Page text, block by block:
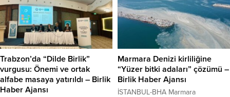
(İGFA) – Eskişehir Büyükşehir
Belediyesi Gençlik ve Spor
Hizmetleri Dairesi Başkanlığı
tarafından düzenlenecek olan
ücretsiz deneyim için kayıtlar 25-27
Ağustos tarihleri arasında alınacak.
Kayıtlar yüz yüze olarak Osmangazi
Spor...
Trabzon’da “Dilde Birlik”
vurgusu: Önemi ve ortak
alfabe masaya yatırıldı – Birlik
Haber Ajansı
Marmara Denizi kirliliğine
“Yüzer bitki adaları” çözümü –
Birlik Haber Ajansı
İSTANBUL-BHA Marmara